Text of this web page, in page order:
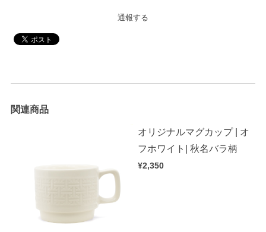
通報する
関連商品
オリジナルマグカップ | オ
フホワイト| 秋名バラ柄
¥2,350